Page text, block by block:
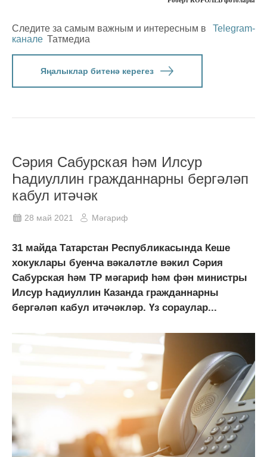
Следите за самым важным и интересным в
Telegram-
канале Татмедиа
Яңалыклар битенә керегез
Сәрия Сабурская һәм Илсур
Һадиуллин гражданнарны бергәләп
кабул итәчәк
28 май 2021 Мәгариф
31 майда Татарстан Республикасында Кеше
хокуклары буенча вәкаләтле вәкил Сәрия
Сабурская һәм ТР мәгариф һәм фән министры
Илсур Һадиуллин Казанда гражданнарны
бергәләп кабул итәчәкләр. Үз сораулар...